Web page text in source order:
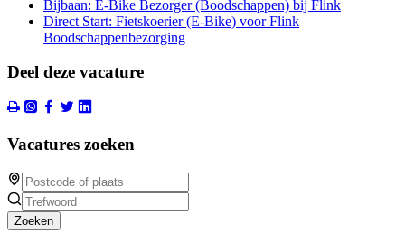
Bijbaan: E-Bike Bezorger (Boodschappen) bij Flink
Direct Start: Fietskoerier (E-Bike) voor Flink
Boodschappenbezorging
Deel deze vacature
Vacatures zoeken
Zoeken